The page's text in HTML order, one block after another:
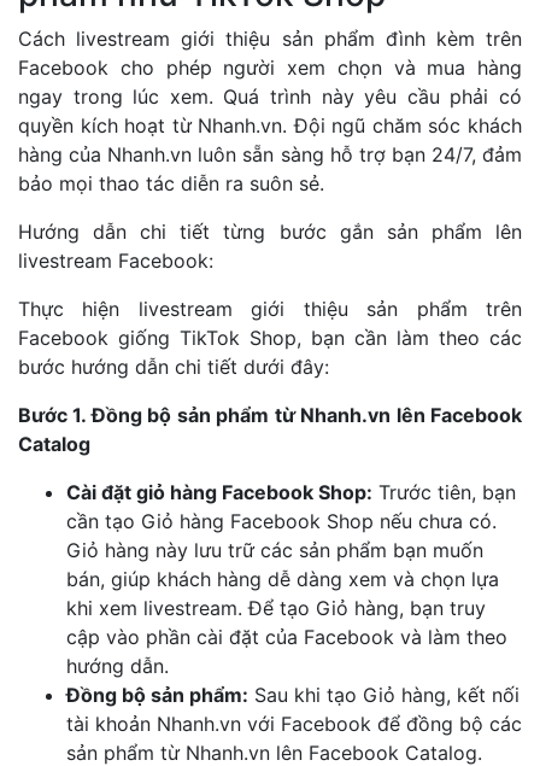
Cách livestream giới thiệu sản phẩm đình kèm trên
Facebook cho phép người xem chọn và mua hàng
ngay trong lúc xem. Quá trình này yêu cầu phải có
quyền kích hoạt từ Nhanh.vn. Đội ngũ chăm sóc khách
hàng của Nhanh.vn luôn sẵn sàng hỗ trợ bạn 24/7, đảm
bảo mọi thao tác diễn ra suôn sẻ.
Hướng dẫn chi tiết từng bước gắn sản phẩm lên
livestream Facebook:
Thực hiện livestream giới thiệu sản phẩm trên
Facebook giống TikTok Shop, bạn cần làm theo các
bước hướng dẫn chi tiết dưới đây:
Bước 1. Đồng bộ sản phẩm từ Nhanh.vn lên Facebook
Catalog
Cài đặt giỏ hàng Facebook Shop: Trước tiên, bạn
cần tạo Giỏ hàng Facebook Shop nếu chưa có.
Giỏ hàng này lưu trữ các sản phẩm bạn muốn
bán, giúp khách hàng dễ dàng xem và chọn lựa
khi xem livestream. Để tạo Giỏ hàng, bạn truy
cập vào phần cài đặt của Facebook và làm theo
hướng dẫn.
Đồng bộ sản phẩm: Sau khi tạo Giỏ hàng, kết nối
tài khoản Nhanh.vn với Facebook để đồng bộ các
sản phẩm từ Nhanh.vn lên Facebook Catalog.